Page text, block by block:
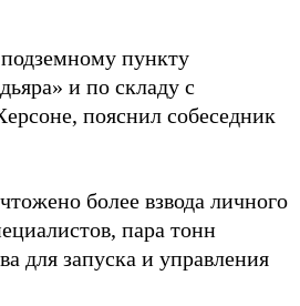
пункту
и по складу с
пояснил собеседник
более взвода личного
пара тонн
для запуска и управления